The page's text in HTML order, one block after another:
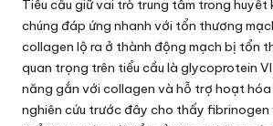
Tiểu cầu giữ vai trò trung tâm trong huyết
chúng đáp ứng nhanh với tổn thương
collagen lộ ra ở thành động mạch bị tổn
quan trọng trên tiểu cầu là glycoprotein
năng gắn với collagen và hỗ trợ hoạt hóa
nghiên cứu trước đây cho thấy